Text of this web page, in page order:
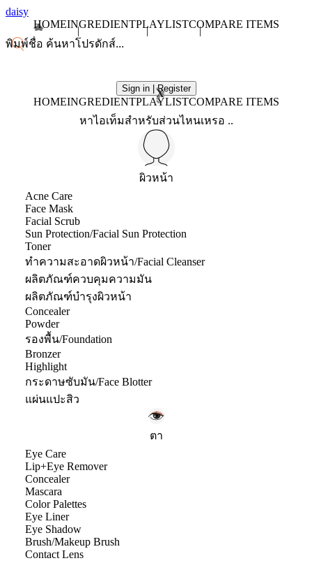
daisy
HOMEINGREDIENTPLAYLISTCOMPARE ITEMS
Sign in | Register
X
HOMEINGREDIENTPLAYLISTCOMPARE ITEMS
หาไอเท็มสำหรับส่วนไหนเหรอ ..
ผิวหน้า
Acne Care
Face Mask
Facial Scrub
Sun Protection/Facial Sun Protection
Toner
ทำความสะอาดผิวหน้า/Facial Cleanser
ผลิตภัณฑ์ควบคุมความมัน
ผลิตภัณฑ์บำรุงผิวหน้า
Concealer
Powder
รองพื้น/Foundation
Bronzer
Highlight
กระดาษซับมัน/Face Blotter
แผ่นแปะสิว
ตา
Eye Care
Lip+Eye Remover
Concealer
Mascara
Color Palettes
Eye Liner
Eye Shadow
Brush/Makeup Brush
Contact Lens